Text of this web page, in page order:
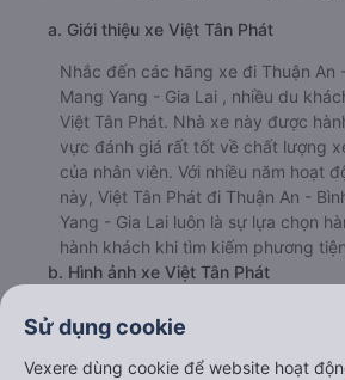
a. Giới thiệu xe Việt Tân Phát
Nhắc đến các hãng xe đi Thuận An
Mang Yang - Gia Lai , nhiều du
Việt Tân Phát. Nhà xe này được
vực đánh giá rất tốt về chất lượng
của nhân viên. Với nhiều năm hoạt
này, Việt Tân Phát đi Thuận An -
Yang - Gia Lai luôn là sự lựa chọn
hành khách khi tìm kiếm phương
b. Hình ảnh xe Việt Tân Phát
Sử dụng cookie
Vexere dùng cookie để website hoạt